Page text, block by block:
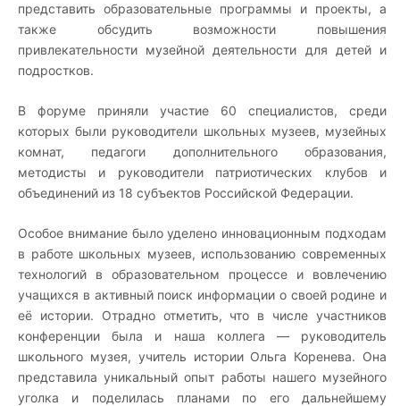
представить образовательные программы и проекты, а
также обсудить возможности повышения
привлекательности музейной деятельности для детей и
подростков.
В форуме приняли участие 60 специалистов, среди
которых были руководители школьных музеев, музейных
комнат, педагоги дополнительного образования,
методисты и руководители патриотических клубов и
объединений из 18 субъектов Российской Федерации.
Особое внимание было уделено инновационным подходам
в работе школьных музеев, использованию современных
технологий в образовательном процессе и вовлечению
учащихся в активный поиск информации о своей родине и
её истории. Отрадно отметить, что в числе участников
конференции была и наша коллега — руководитель
школьного музея, учитель истории Ольга Коренева. Она
представила уникальный опыт работы нашего музейного
уголка и поделилась планами по его дальнейшему